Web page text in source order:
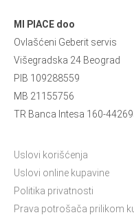
MI PIACE doo
Ovlašćeni Geberit servis
Višegradska 24 Beograd
PIB 109288559
MB 21155756
TR Banca Intesa 160-
Uslovi korišćenja
Uslovi online kupavine
Politika privatnosti
Prava potrošača prilikom